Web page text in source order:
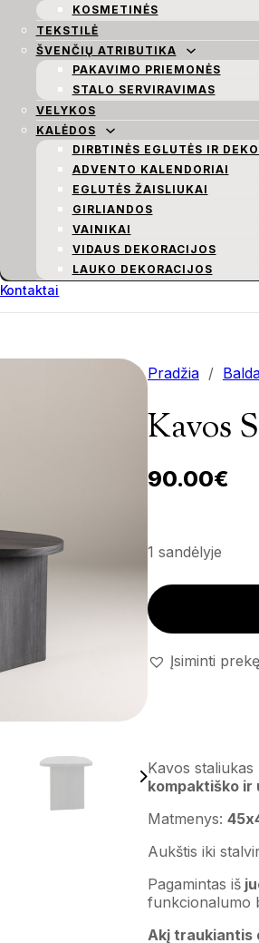
KOSMETINĖS
TEKSTILĖ
ŠVENČIŲ ATRIBUTIKA
PAKAVIMO PRIEMONĖS
STALO SERVIRAVIMAS
VELYKOS
KALĖDOS
DIRBTINĖS EGLUTĖS IR
ADVENTO KALENDORIAI
EGLUTĖS ŽAISLIUKAI
GIRLIANDOS
VAINIKAI
VIDAUS DEKORACIJOS
LAUKO DEKORACIJOS
Kontaktai
Pradžia /
Kavos
90.00€
1 sandėlyje
Kavos staliukas
Įsiminti prekę
Kavos staliukas
kompaktiško ir
Matmenys:
Aukštis iki
Pagamintas iš
funkcionalumo
Akį traukiantis